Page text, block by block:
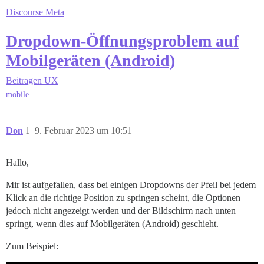
Discourse Meta
Dropdown-Öffnungsproblem auf
Mobilgeräten (Android)
Beitragen UX
mobile
Don 9. Februar 2023 um 10:51
1
Hallo,
Mir ist aufgefallen, dass bei einigen Dropdowns der Pfeil bei jedem
Klick an die richtige Position zu springen scheint, die Optionen
jedoch nicht angezeigt werden und der Bildschirm nach unten
springt, wenn dies auf Mobilgeräten (Android) geschieht.
Zum Beispiel: